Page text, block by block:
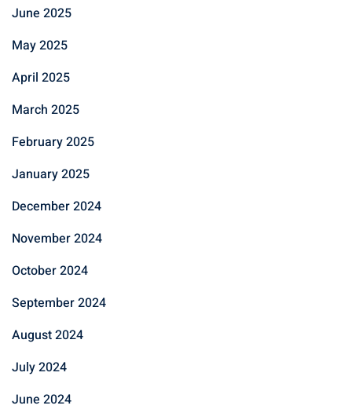
June 2025
May 2025
April 2025
March 2025
February 2025
January 2025
December 2024
November 2024
October 2024
September 2024
August 2024
July 2024
June 2024